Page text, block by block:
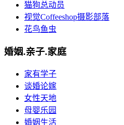
猫狗总动员
视觉Coffeeshop摄影部落
花鸟鱼虫
婚姻.亲子.家庭
家有学子
谈婚论嫁
女性天地
母婴乐园
婚姻生活